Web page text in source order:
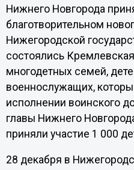
Нижнего Новгорода
благотворительном
Нижегородской
состоялись
многодетных семей,
военнослужащих,
исполнении воинского
главы Нижнего
приняли участие 1 000
28 декабря в